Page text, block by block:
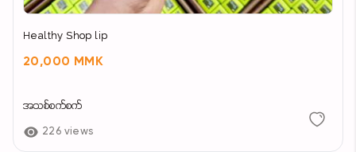
Healthy Shop lip
20,000 MMK
အသစ်စက်စက်
226 views